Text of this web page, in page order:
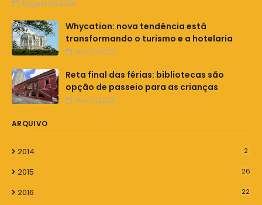
August 04,2026
Whycation: nova tendência está
transformando o turismo e a hotelaria
July 31,2026
Reta final das férias: bibliotecas são
opção de passeio para as crianças
July 31,2026
ARQUIVO
2014 2
2015 26
2016 22